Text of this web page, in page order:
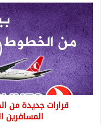
قرارات
جديدة
من
الخطوط
الجوية
التركية
تخص
المسافرين
الذين
قرارات جديدة من
المسافرين